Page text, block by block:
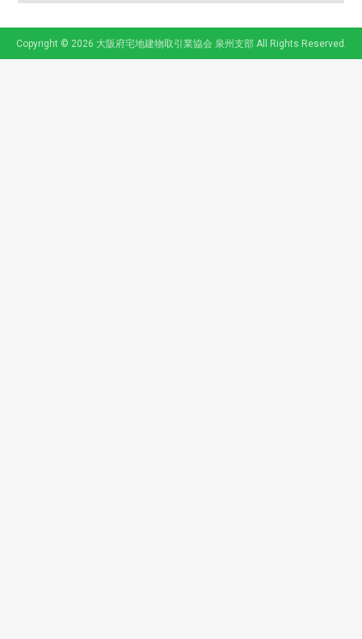
Copyright © 2026 大阪府宅地建物取引業協会 泉州支部 All Rights Reserved.